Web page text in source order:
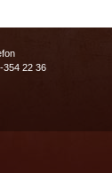
354 22 36